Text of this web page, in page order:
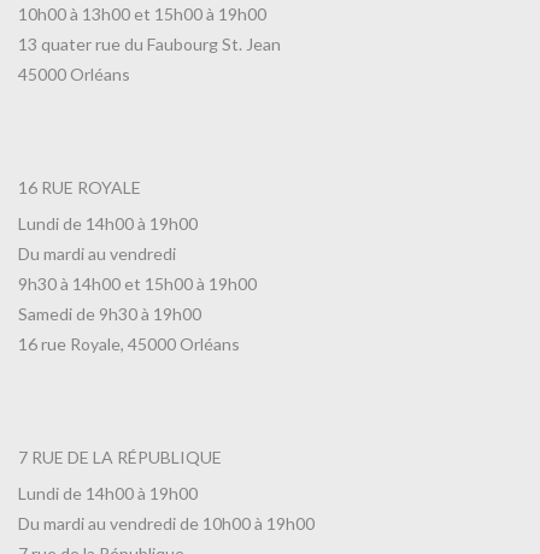
10h00 à 13h00 et 15h00 à 19h00
13 quater rue du Faubourg St. Jean
45000 Orléans
16 RUE ROYALE
Lundi de 14h00 à 19h00
Du mardi au vendredi
9h30 à 14h00 et 15h00 à 19h00
Samedi de 9h30 à 19h00
16 rue Royale, 45000 Orléans
7 RUE DE LA RÉPUBLIQUE
Lundi de 14h00 à 19h00
Du mardi au vendredi de 10h00 à 19h00